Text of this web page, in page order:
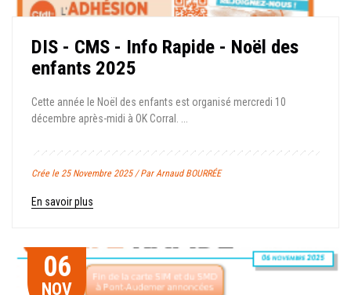
DIS - CMS - Info Rapide - Noël des
enfants 2025
Cette année le Noël des enfants est organisé mercredi 10
décembre après-midi à OK Corral. ...
Crée le 25 Novembre 2025 / Par Arnaud BOURRÉE
En savoir plus
06
NOV